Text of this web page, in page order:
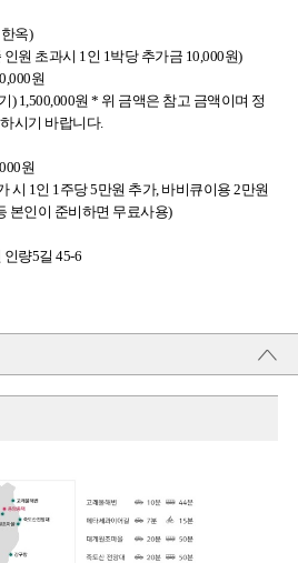
옥)
원 초과시 1인 1박당 추가금 10,000원)
원
) 1,500,000원 * 위 금액은 참고 금액이며 정
시기 바랍니다.
원
시 1인 1주당 5만원 추가, 바비큐이용 2만원
본인이 준비하면 무료사용)
량5길 45-6